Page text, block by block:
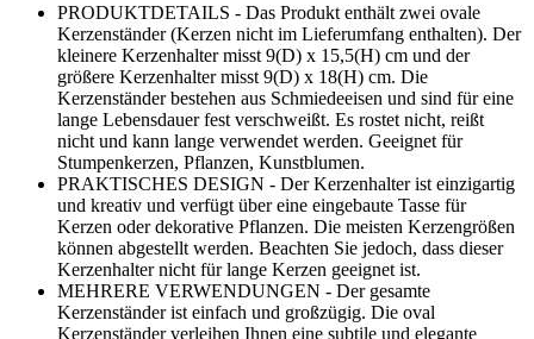
PRODUKTDETAILS - Das Produkt enthält zwei ovale
Kerzenständer (Kerzen nicht im Lieferumfang enthalten). Der
kleinere Kerzenhalter misst 9(D) x 15,5(H) cm und der
größere Kerzenhalter misst 9(D) x 18(H) cm. Die
Kerzenständer bestehen aus Schmiedeeisen und sind für eine
lange Lebensdauer fest verschweißt. Es rostet nicht, reißt
nicht und kann lange verwendet werden. Geeignet für
Stumpenkerzen, Pflanzen, Kunstblumen.
PRAKTISCHES DESIGN - Der Kerzenhalter ist einzigartig
und kreativ und verfügt über eine eingebaute Tasse für
Kerzen oder dekorative Pflanzen. Die meisten Kerzengrößen
können abgestellt werden. Beachten Sie jedoch, dass dieser
Kerzenhalter nicht für lange Kerzen geeignet ist.
MEHRERE VERWENDUNGEN - Der gesamte
Kerzenständer ist einfach und großzügig. Die oval
Kerzenständer verleihen Ihnen eine subtile und elegante